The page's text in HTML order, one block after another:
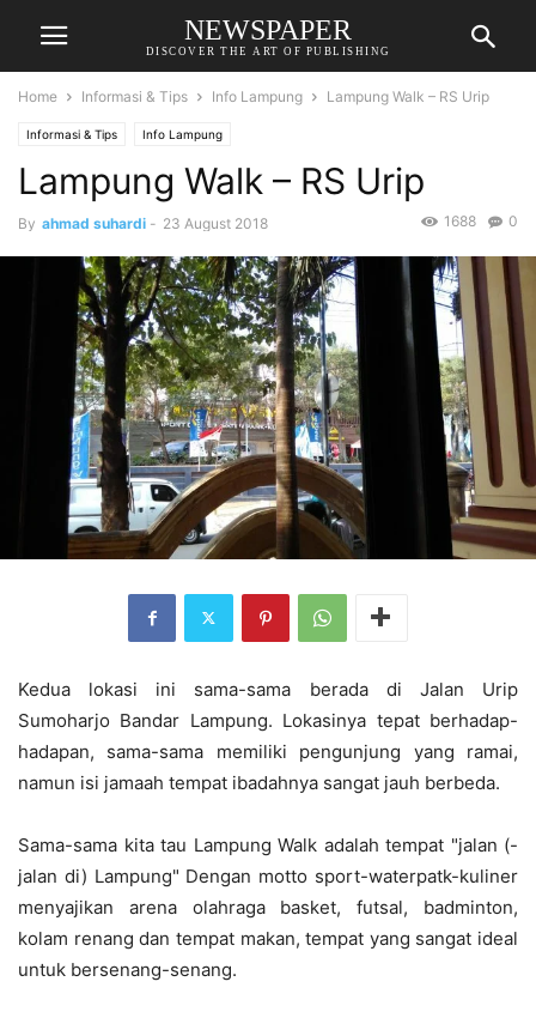
NEWSPAPER
DISCOVER THE ART OF PUBLISHING
Home Informasi & Tips Info Lampung Lampung Walk – RS Urip
Informasi & Tips Info Lampung
Lampung Walk – RS Urip
By ahmad suhardi - 23 August 2018 0
1688
Kedua lokasi ini sama-sama berada di Jalan Urip
Sumoharjo Bandar Lampung. Lokasinya tepat berhadap-
hadapan, sama-sama memiliki pengunjung yang ramai,
namun isi jamaah tempat ibadahnya sangat jauh berbeda.
Sama-sama kita tau Lampung Walk adalah tempat "jalan (-
jalan di) Lampung" Dengan motto sport-waterpatk-kuliner
menyajikan arena olahraga basket, futsal, badminton,
kolam renang dan tempat makan, tempat yang sangat ideal
untuk bersenang-senang.